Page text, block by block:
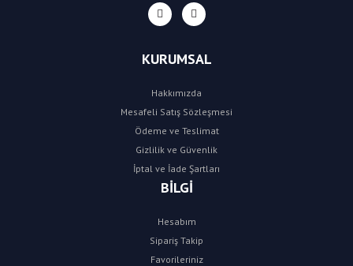
KURUMSAL
Hakkımızda
Mesafeli Satış Sözleşmesi
Ödeme ve Teslimat
Gizlilik ve Güvenlik
İptal ve İade Şartları
BİLGİ
Hesabım
Sipariş Takip
Favorileriniz